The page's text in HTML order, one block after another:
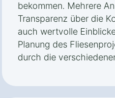
bekommen. Mehrere
Transparenz über die
auch wertvolle
Planung des
durch die